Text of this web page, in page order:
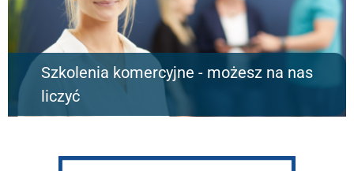
Szkolenia komercyjne - możesz na nas
liczyć